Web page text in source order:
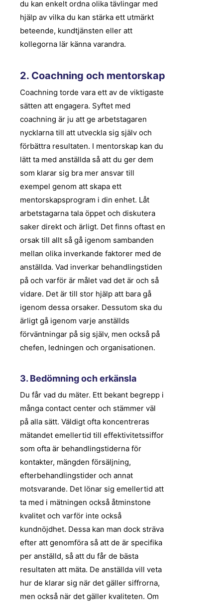
du kan enkelt ordna olika tävlingar med
hjälp av vilka du kan stärka ett utmärkt
beteende, kundtjänsten eller att
kollegorna lär känna varandra.
2. Coachning och mentorskap
Coachning torde vara ett av de viktigaste
sätten att engagera. Syftet med
coachning är ju att ge arbetstagaren
nycklarna till att utveckla sig själv och
förbättra resultaten. I mentorskap kan du
lätt ta med anställda så att du ger dem
som klarar sig bra mer ansvar till
exempel genom att skapa ett
mentorskapsprogram i din enhet. Låt
arbetstagarna tala öppet och diskutera
saker direkt och ärligt. Det finns oftast en
orsak till allt så gå igenom sambanden
mellan olika inverkande faktorer med de
anställda. Vad inverkar behandlingstiden
på och varför är målet vad det är och så
vidare. Det är till stor hjälp att bara gå
igenom dessa orsaker. Dessutom ska du
ärligt gå igenom varje anställds
förväntningar på sig själv, men också på
chefen, ledningen och organisationen.
3. Bedömning och erkänsla
Du får vad du mäter. Ett bekant begrepp i
många contact center och stämmer väl
på alla sätt. Väldigt ofta koncentreras
mätandet emellertid till effektivitetssiffor
som ofta är behandlingstiderna för
kontakter, mängden försäljning,
efterbehandlingstider och annat
motsvarande. Det lönar sig emellertid att
ta med i mätningen också åtminstone
kvalitet och varför inte också
kundnöjdhet. Dessa kan man dock sträva
efter att genomföra så att de är specifika
per anställd, så att du får de bästa
resultaten att mäta. De anställda vill veta
hur de klarar sig när det gäller siffrorna,
men också när det gäller kvaliteten. Om